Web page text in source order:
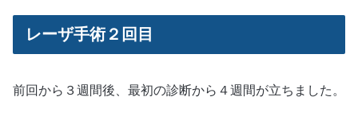
レーザ手術２回目
前回から３週間後、最初の診断から４週間が立ちました。